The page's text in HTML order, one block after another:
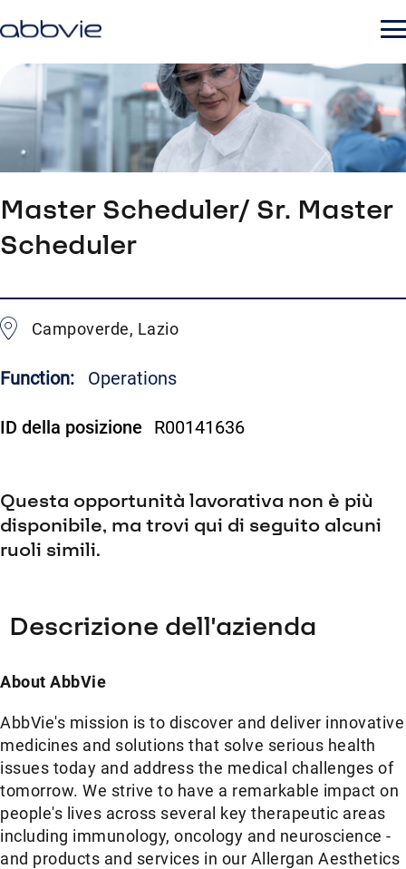
Master Scheduler/ Sr. Master
Scheduler
Campoverde, Lazio
Function: Operations
ID della posizione R00141636
Questa opportunità lavorativa non è più
disponibile, ma trovi qui di seguito alcuni
ruoli simili.
Descrizione dell'azienda
About AbbVie
AbbVie's mission is to discover and deliver innovative
medicines and solutions that solve serious health
issues today and address the medical challenges of
tomorrow. We strive to have a remarkable impact on
people's lives across several key therapeutic areas
including immunology, oncology and neuroscience -
and products and services in our Allergan Aesthetics